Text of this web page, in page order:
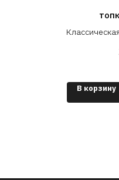
В корзину